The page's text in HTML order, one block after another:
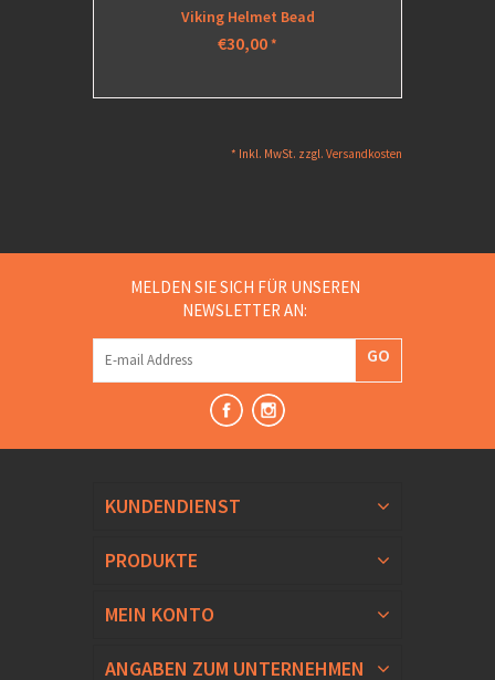
Viking Helmet Bead
€30,00*
* Inkl. MwSt. zzgl. Versandkosten
MELDEN SIE SICH FÜR UNSEREN
NEWSLETTER AN:
GO
KUNDENDIENST
PRODUKTE
MEIN KONTO
ANGABEN ZUM UNTERNEHMEN